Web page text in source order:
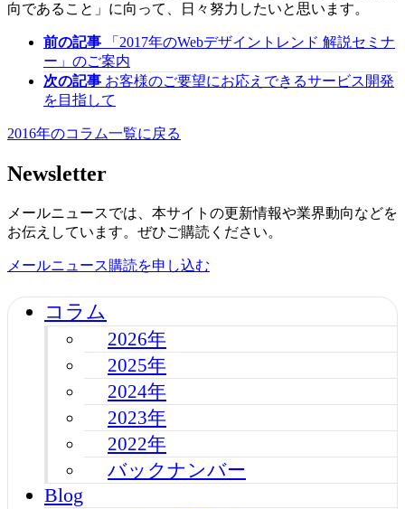
向であること」に向って、日々努力したいと思います。
前の記事
「2017年のWebデザイントレンド 解説セミナ
ー」のご案内
次の記事 お客様のご要望にお応えできるサービス開発
を目指して
2016年のコラム一覧に戻る
Newsletter
メールニュースでは、本サイトの更新情報や業界動向などを
お伝えしています。ぜひご購読ください。
メールニュース購読を申し込む
コラム
2026年
2025年
2024年
2023年
2022年
バックナンバー
Blog